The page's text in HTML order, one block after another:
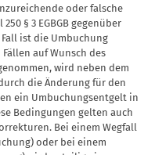
oder falsche
§ 3 EGBGB gegenüber
ist die Umbuchung
auf Wunsch des
wird neben dem
die Änderung für den
ein Umbu­chungsentgelt in
Bedingungen gel­ten auch
Bei einem Wegfall
oder bei einem